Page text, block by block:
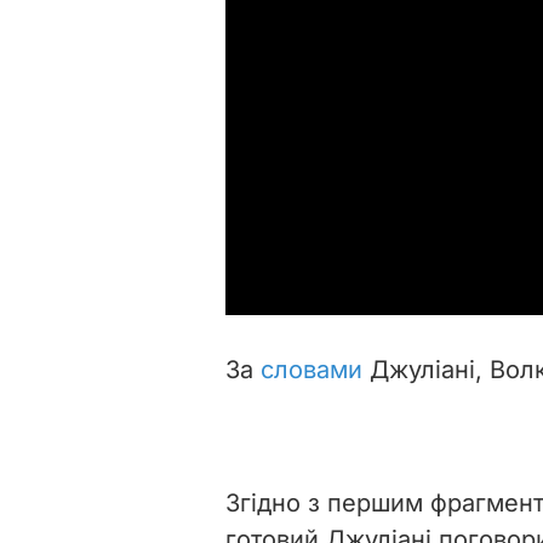
За словами Джуліані,
Згідно з першим